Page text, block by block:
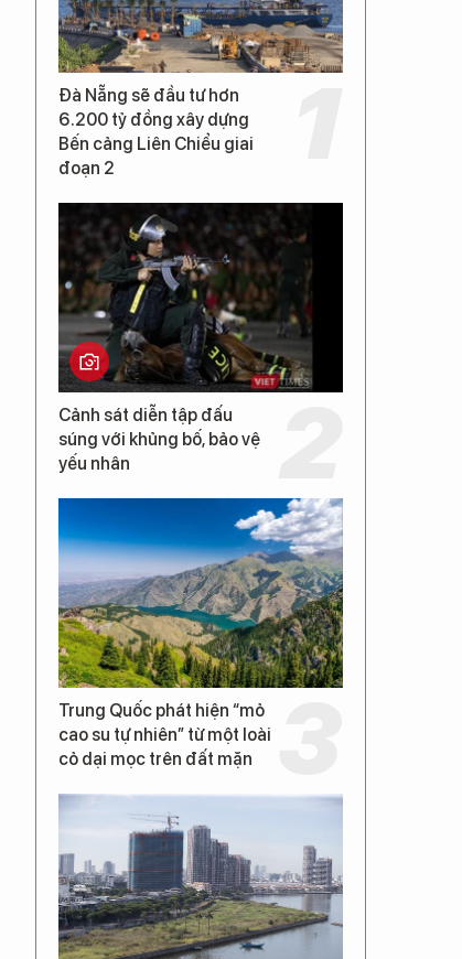
Đà Nẵng sẽ đầu tư hơn
6.200 tỷ đồng xây dựng
Bến cảng Liên Chiểu giai
đoạn 2
Cảnh sát diễn tập đấu
súng với khủng bố, bảo vệ
yếu nhân
Trung Quốc phát hiện “mỏ
cao su tự nhiên” từ một loài
cỏ dại mọc trên đất mặn